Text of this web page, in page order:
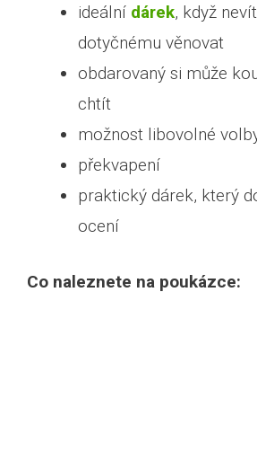
ideální dárek, když
dotyčnému věnovat
obdarovaný si může
chtít
možnost libovolné
překvapení
praktický dárek, který
ocení
Co naleznete na poukázce: